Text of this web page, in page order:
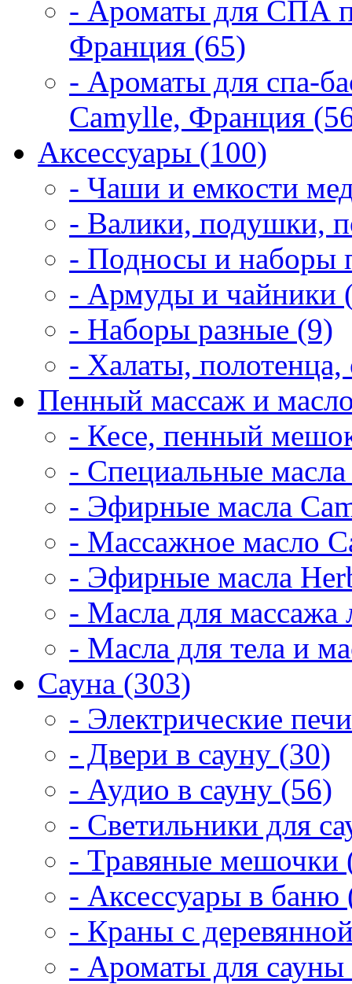
- Ароматы для СПА
Франция (65)
- Ароматы для спа-
Camylle, Франция
Аксессуары (100)
- Чаши и емкости
- Валики, подушки,
- Подносы и наборы
- Армуды и чайники
- Наборы разные (9)
- Халаты, полотенца,
Пенный массаж и
- Кесе, пенный
- Специальные
- Эфирные масла
- Массажное масло
- Эфирные масла
- Масла для массажа
- Масла для тела и
Сауна (303)
- Электрические
- Двери в сауну (30)
- Аудио в сауну (56)
- Светильники для
- Травяные мешочки
- Аксессуары в баню
- Краны с
- Ароматы для